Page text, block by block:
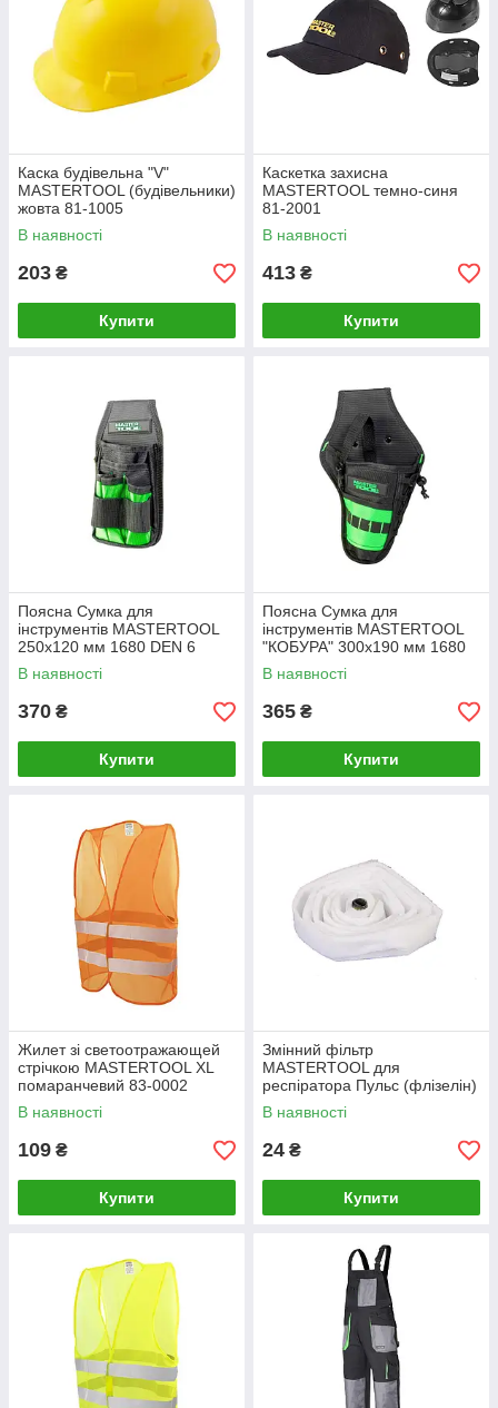
Каска будівельна "V"
MASTERTOOL (будівельники)
жовта 81-1005
В наявності
203 ₴
Купити
Каскетка захисна
MASTERTOOL темно-синя
81-2001
В наявності
413 ₴
Купити
Поясна Сумка для
інструментів MASTERTOOL
250х120 мм 1680 DEN 6
кишень 79-1932
В наявності
370 ₴
Купити
Поясна Сумка для
інструментів MASTERTOOL
"КОБУРА" 300х190 мм 1680
DEN 8 кишень 79-1931
В наявності
365 ₴
Купити
Жилет зі светоотражающей
стрічкою MASTERTOOL XL
помаранчевий 83-0002
В наявності
109 ₴
Купити
Змінний фільтр
MASTERTOOL для
респіратора Пульс (флізелін)
82-0148
В наявності
24 ₴
Купити